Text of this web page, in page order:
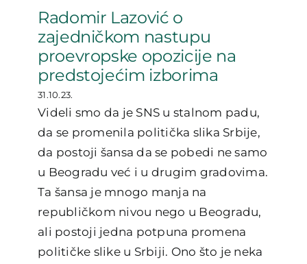
Radomir Lazović o
zajedničkom nastupu
proevropske opozicije na
predstojećim izborima
31.10.23.
Videli smo da je SNS u stalnom padu,
da se promenila politička slika Srbije,
da postoji šansa da se pobedi ne samo
u Beogradu već i u drugim gradovima.
Ta šansa je mnogo manja na
republičkom nivou nego u Beogradu,
ali postoji jedna potpuna promena
političke slike u Srbiji. Ono što je neka